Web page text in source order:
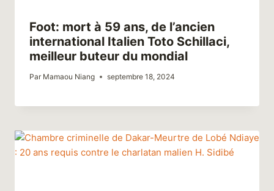
Foot: mort à 59 ans, de l’ancien
international Italien Toto Schillaci,
meilleur buteur du mondial
Par Mamaou Niang septembre 18, 2024